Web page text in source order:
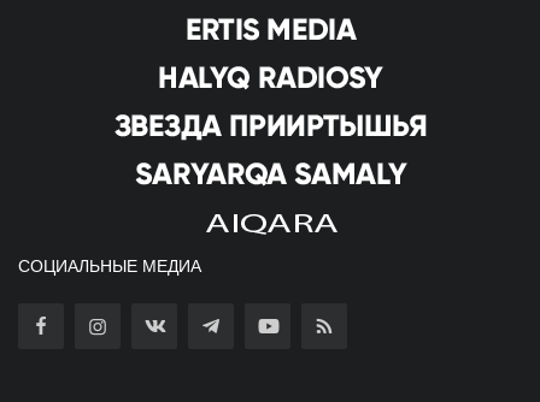
СОЦИАЛЬНЫЕ МЕДИА